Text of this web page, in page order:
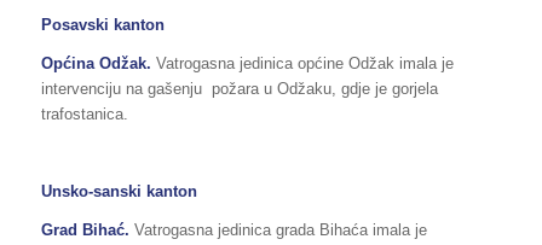
Posavski kanton
Općina Odžak. Vatrogasna jedinica općine Odžak imala je
intervenciju na gašenju požara u Odžaku, gdje je gorjela
trafostanica.
Unsko-sanski kanton
Grad Bihać. Vatrogasna jedinica grada Bihaća imala je